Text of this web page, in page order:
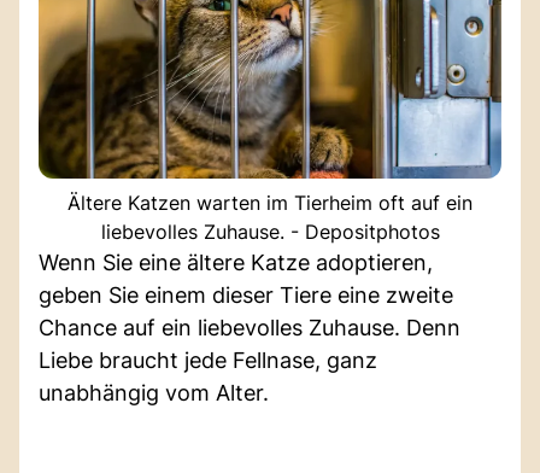
Ältere Katzen warten im Tierheim oft auf ein
liebevolles Zuhause. - Depositphotos
Wenn Sie eine ältere Katze adoptieren,
geben Sie einem dieser Tiere eine zweite
Chance auf ein liebevolles Zuhause. Denn
Liebe braucht jede Fellnase, ganz
unabhängig vom Alter.